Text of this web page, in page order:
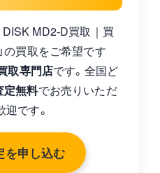
DISK MD2-D買取｜買
の買取をご希望です
取専門店です。全国ど
定無料でお売りいただ
です。
申し込む